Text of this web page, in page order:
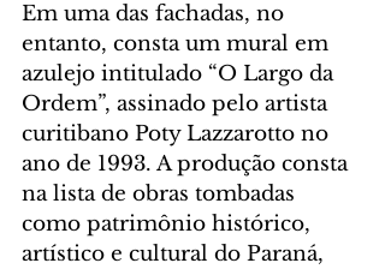
Em uma das fachadas, no
entanto, consta um mural em
azulejo intitulado “O Largo da
Ordem”, assinado pelo artista
curitibano Poty Lazzarotto no
ano de 1993. A produção consta
na lista de obras tombadas
como patrimônio histórico,
artístico e cultural do Paraná,